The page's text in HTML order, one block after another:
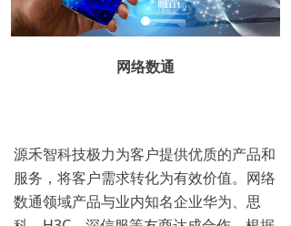
网络数通
源禾智科技极力为客户提供优质的产品和
服务，将客户需求转化为有效价值。网络
数通领域产品与业内知名企业华为、思